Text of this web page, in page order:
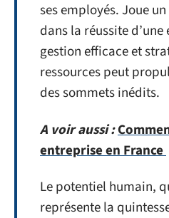
ses employés. Joue
dans la réussite
gestion efficace et
ressources peut
des sommets inédits.
A voir aussi :
entreprise en France
Le potentiel humain,
représente la